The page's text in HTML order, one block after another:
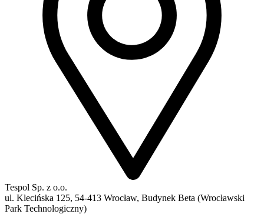
Tespol Sp. z o.o.
ul. Klecińska 125, 54-413 Wrocław, Budynek Beta (Wrocławski
Park Technologiczny)